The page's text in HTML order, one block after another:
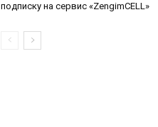
подписку на сервис «ZengimCELL»